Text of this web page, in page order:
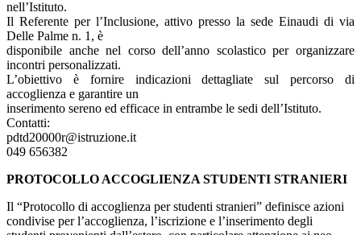
nell’Istituto.
Il Referente per l’Inclusione, attivo presso la sede Einaudi di via
Delle Palme n. 1, è
disponibile anche nel corso dell’anno scolastico per organizzare
incontri personalizzati.
L’obiettivo è fornire indicazioni dettagliate sul percorso di
accoglienza e garantire un
inserimento sereno ed efficace in entrambe le sedi dell’Istituto.
Contatti:
pdtd20000r@istruzione.it
049 656382
PROTOCOLLO ACCOGLIENZA STUDENTI STRANIERI
Il “Protocollo di accoglienza per studenti stranieri” definisce azioni
condivise per l’accoglienza, l’iscrizione e l’inserimento degli